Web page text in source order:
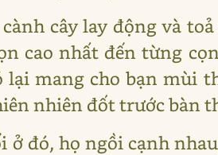
cây lay động và
cao nhất đến từng
mang cho bạn mùi
nhiên đốt trước bàn
đó, họ ngồi cạnh